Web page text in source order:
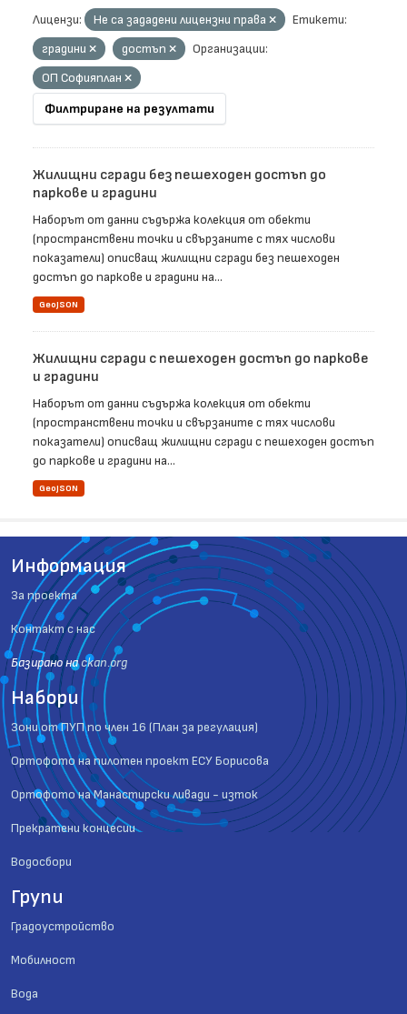
Лицензи: Не са зададени лицензни права
Етикети:
градини
достъп
Организации:
ОП Софияплан
Филтриране на резултати
Жилищни сгради без пешеходен достъп до
паркове и градини
Наборът от данни съдържа колекция от обекти
(пространствени точки и свързаните с тях числови
показатели) описващ жилищни сгради без пешеходен
достъп до паркове и градини на...
GeoJSON
Жилищни сгради с пешеходен достъп до паркове
и градини
Наборът от данни съдържа колекция от обекти
(пространствени точки и свързаните с тях числови
показатели) описващ жилищни сгради с пешеходен достъп
до паркове и градини на...
GeoJSON
Информация
За проекта
Контакт с нас
Базиранo наckan.org
Набори
Зони от ПУП по член 16 (План за регулация)
Ортофото на пилотен проект ЕСУ Борисова
Ортофото на Манастирски ливади - изток
Прекратени концесии
Водосбори
Групи
Градоустройство
Мобилност
Вода